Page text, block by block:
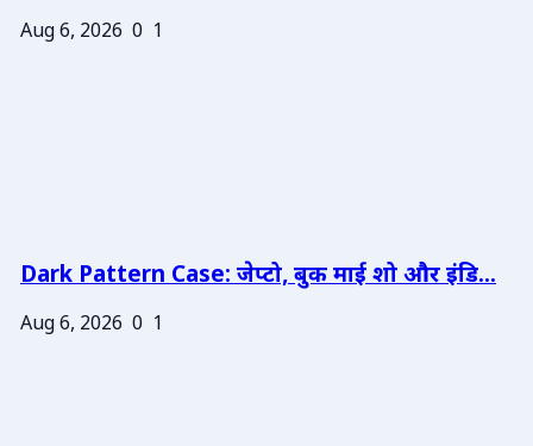
Aug 6, 2026 0 1
Dark Pattern Case: जेप्टो, बुक माई शो और इंडि...
Aug 6, 2026 0 1